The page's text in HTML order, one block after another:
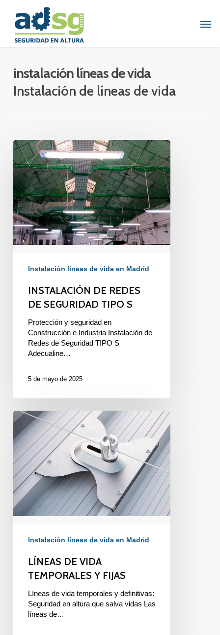
main
content
instalación líneas de vida
Instalación de líneas de vida
INSTALACIÓN
DE
REDES
DE
SEGURIDAD
TIPO
S
Instalación líneas de vida en Madrid
INSTALACIÓN DE REDES
DE SEGURIDAD TIPO S
Protección y seguridad en
Construcción e Industria Instalación de
Redes de Seguridad TIPO S
Adecualine…
5 de mayo de 2025
LÍNEAS
VIDA
TEMPORALES
FIJAS
Instalación líneas de vida en Madrid
LÍNEAS DE VIDA
TEMPORALES Y FIJAS
Líneas de vida temporales y definitivas:
Seguridad en altura que salva vidas Las
líneas de…